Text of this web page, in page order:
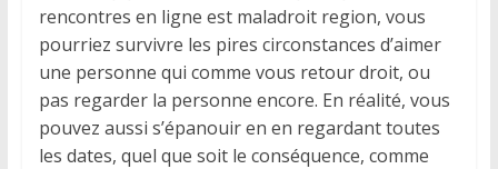
rencontres en ligne est maladroit region, vous
pourriez survivre les pires circonstances d’aimer
une personne qui comme vous retour droit, ou
pas regarder la personne encore. En réalité, vous
pouvez aussi s’épanouir en en regardant toutes
les dates, quel que soit le conséquence, comme